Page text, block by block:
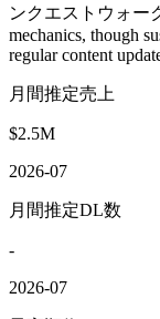
ンクエストウォー
mechanics, though
regular content
月間推定売上
$2.5M
2026-07
月間推定DL数
-
2026-07